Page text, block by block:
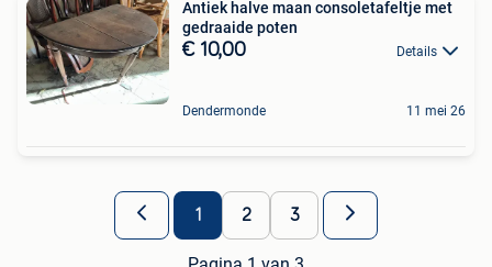
Antiek halve maan consoletafeltje met
gedraaide poten
€ 10,00 Details
Dendermonde 11 mei 26
1 2 3